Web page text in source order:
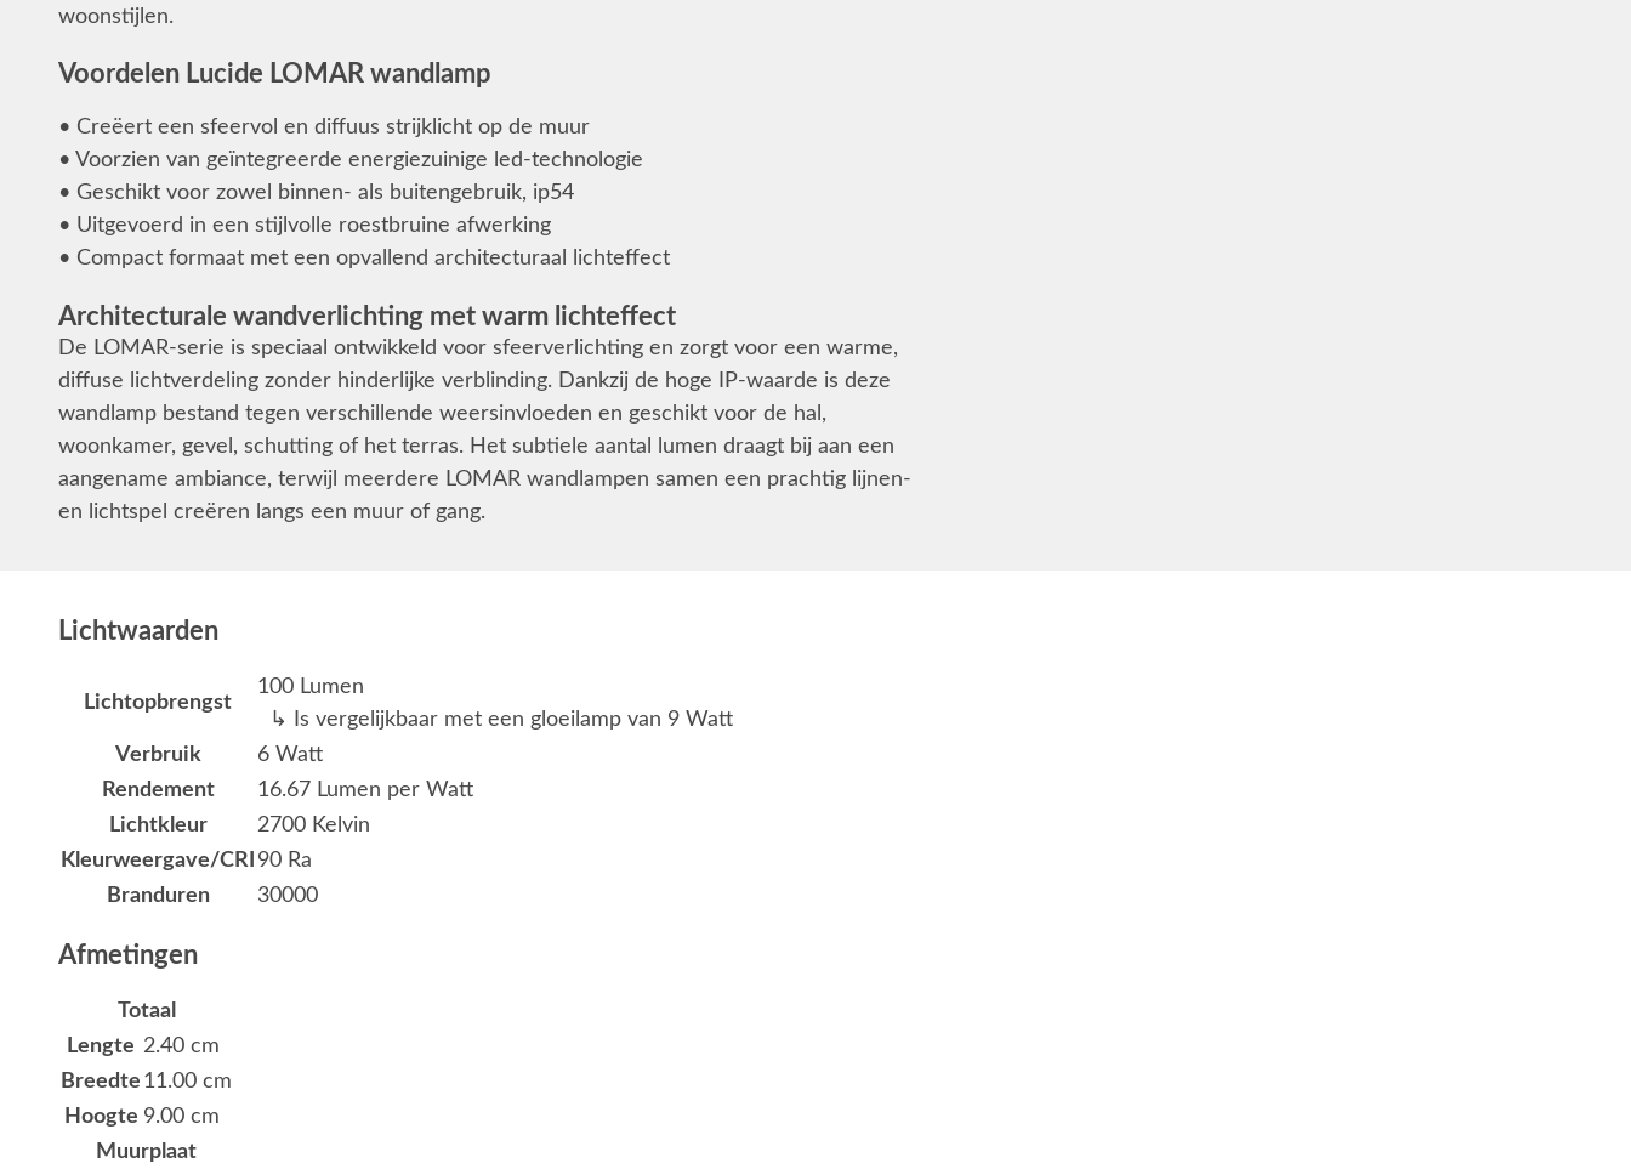
woonstijlen.
Voordelen Lucide LOMAR wandlamp
• Creëert een sfeervol en diffuus strijklicht op de muur
• Voorzien van geïntegreerde energiezuinige led-technologie
• Geschikt voor zowel binnen- als buitengebruik, ip54
• Uitgevoerd in een stijlvolle roestbruine afwerking
• Compact formaat met een opvallend architecturaal lichteffect
Architecturale wandverlichting met warm lichteffect
De LOMAR-serie is speciaal ontwikkeld voor sfeerverlichting en zorgt voor een warme,
diffuse lichtverdeling zonder hinderlijke verblinding. Dankzij de hoge IP-waarde is deze
wandlamp bestand tegen verschillende weersinvloeden en geschikt voor de hal,
woonkamer, gevel, schutting of het terras. Het subtiele aantal lumen draagt bij aan een
aangename ambiance, terwijl meerdere LOMAR wandlampen samen een prachtig lijnen-
en lichtspel creëren langs een muur of gang.
Lichtwaarden
Lichtopbrengst
100 Lumen
↳ Is vergelijkbaar met een gloeilamp van 9 Watt
Verbruik
6 Watt
Rendement
16.67 Lumen per Watt
Lichtkleur
2700 Kelvin
Kleurweergave/CRI 90 Ra
Branduren
30000
Afmetingen
Totaal
Lengte 2.40 cm
Breedte 11.00 cm
Hoogte 9.00 cm
Muurplaat